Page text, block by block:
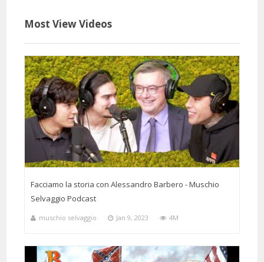
Most View Videos
Facciamo la storia con Alessandro Barbero - Muschio
Selvaggio Podcast
muschio selvaggio Jan 9, 2023 4M